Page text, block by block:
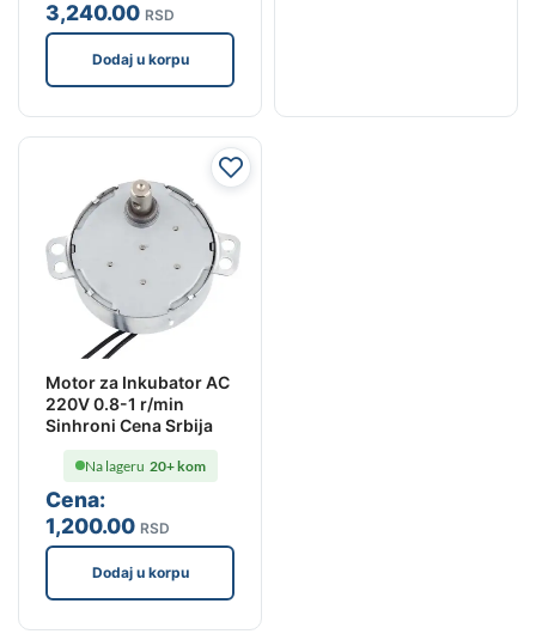
3,240.00 RSD
Dodaj u korpu
Motor za Inkubator AC
220V 0.8-1 r/min
Sinhroni Cena Srbija
Cena:
1,200.00 RSD
Na lageru 20+ kom
Dodaj u korpu